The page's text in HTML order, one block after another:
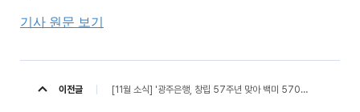
기사 원문 보기
이전글 [11월 소식] '광주은행, 창립 57주년 맞아 백미 570포대 ‘통큰 기부 (서울신문, 25. 11. 25)